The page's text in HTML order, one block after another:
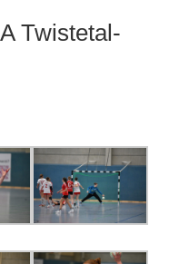
Twistetal-